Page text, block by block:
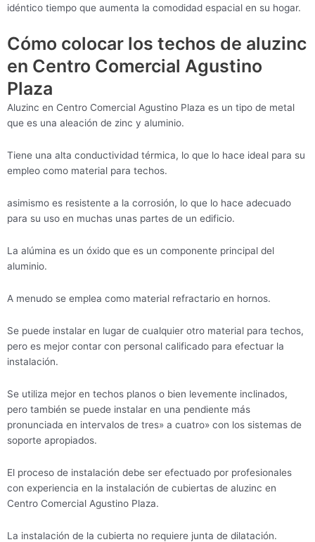
idéntico tiempo que aumenta la comodidad espacial en su hogar.
Cómo colocar los techos de aluzinc
en Centro Comercial Agustino
Plaza
Aluzinc en Centro Comercial Agustino Plaza es un tipo de metal
que es una aleación de zinc y aluminio.
Tiene una alta conductividad térmica, lo que lo hace ideal para su
empleo como material para techos.
asimismo es resistente a la corrosión, lo que lo hace adecuado
para su uso en muchas unas partes de un edificio.
La alúmina es un óxido que es un componente principal del
aluminio.
A menudo se emplea como material refractario en hornos.
Se puede instalar en lugar de cualquier otro material para techos,
pero es mejor contar con personal calificado para efectuar la
instalación.
Se utiliza mejor en techos planos o bien levemente inclinados,
pero también se puede instalar en una pendiente más
pronunciada en intervalos de tres» a cuatro» con los sistemas de
soporte apropiados.
El proceso de instalación debe ser efectuado por profesionales
con experiencia en la instalación de cubiertas de aluzinc en
Centro Comercial Agustino Plaza.
La instalación de la cubierta no requiere junta de dilatación.